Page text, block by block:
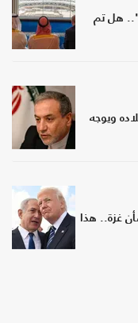
هل تم
ويوجه
غزة.. هذا